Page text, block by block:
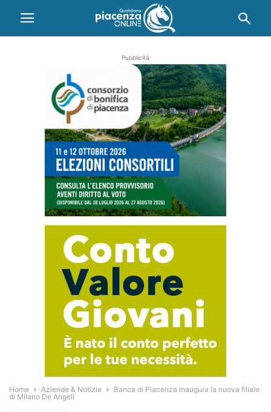
Pubblicità
Home Aziende & Notizie
Banca di Piacenza inaugura la nuova filiale
di Milano De Angeli